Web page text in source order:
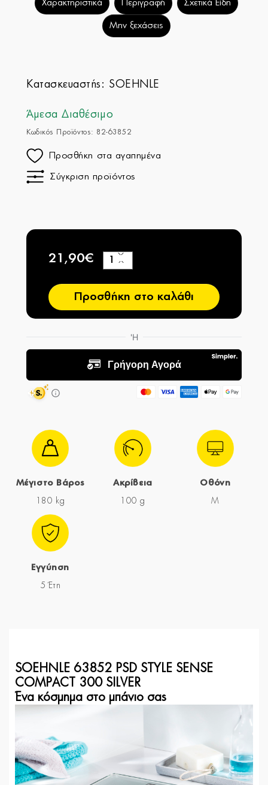
Χαρακτηριστικά Περιγραφή Σχετικά Είδη
Μην ξεχάσεις
Κατασκευαστής: SOEHNLE
Άμεσα Διαθέσιμο
Κωδικός Προϊόντος: 82-63852
Προσθήκη στα αγαπημένα
Σύγκριση προϊόντος
21,90€
−
+
Προσθήκη στο καλάθι
Μέγιστο Βάρος
180 kg
Ακρίβεια
100 g
Οθόνη
M
Εγγύηση
5 Έτη
SOEHNLE 63852 PSD STYLE SENSE
COMPACT 300 SILVER
Ένα κόσμημα στο μπάνιο σας